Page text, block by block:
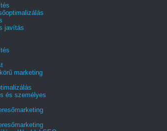
javítás
marketing
és személyes